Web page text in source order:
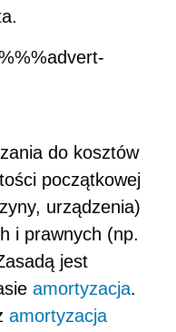
do kosztów
początkowej
urządzenia)
i prawnych (np.
jest
amortyzacja.
amortyzacja